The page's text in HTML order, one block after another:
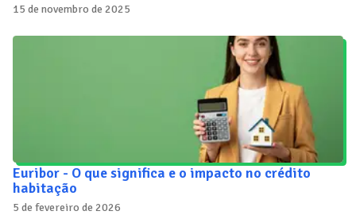
15 de novembro de 2025
Euribor - O que significa e o impacto no crédito
habitação
5 de fevereiro de 2026